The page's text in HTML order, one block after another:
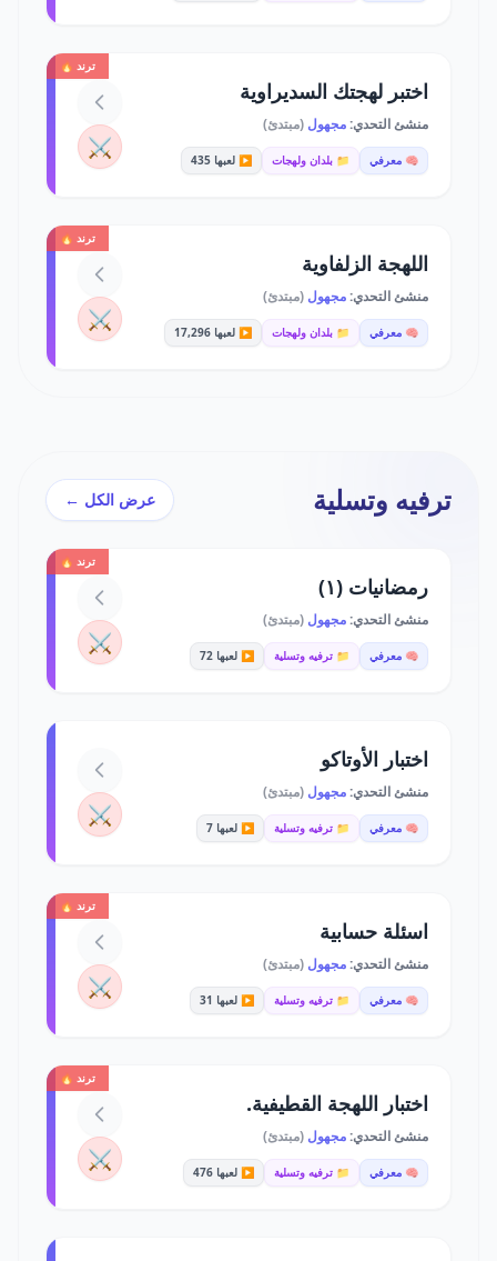
ترند 🔥
اختبر لهجتك السديراوية
منشئ التحدي:مجهول (مبتدئ)
🧠 معرفي 📁 بلدان ولهجات ▶️ لعبها 435 ⚔️
ترند 🔥
اللهجة الزلفاوية
منشئ التحدي:مجهول (مبتدئ)
🧠 معرفي 📁 بلدان ولهجات ▶️ لعبها 17,296 ⚔️
ترفيه وتسلية عرض الكل ←
ترند 🔥
رمضانيات (١)
منشئ التحدي:مجهول (مبتدئ)
🧠 معرفي 📁 ترفيه وتسلية ▶️ لعبها 72 ⚔️
اختبار الأوتاكو
منشئ التحدي:مجهول (مبتدئ)
🧠 معرفي 📁 ترفيه وتسلية ▶️ لعبها 7 ⚔️
ترند 🔥
اسئلة حسابية
منشئ التحدي:مجهول (مبتدئ)
🧠 معرفي 📁 ترفيه وتسلية ▶️ لعبها 31 ⚔️
ترند 🔥
اختبار اللهجة القطيفية.
منشئ التحدي:مجهول (مبتدئ)
🧠 معرفي 📁 ترفيه وتسلية ▶️ لعبها 476 ⚔️